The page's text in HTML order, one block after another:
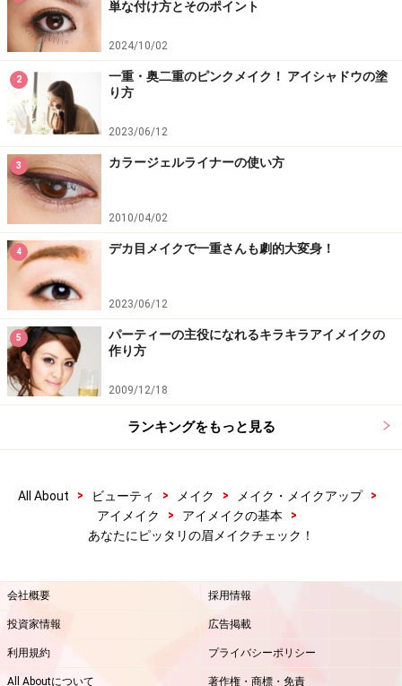
単な付け方とそのポイント
2024/10/02
2
一重・奥二重のピンクメイク！ アイシャドウの塗
り方
2023/06/12
3 カラージェルライナーの使い方
2010/04/02
4 デカ目メイクで一重さんも劇的大変身！
2023/06/12
5
パーティーの主役になれるキラキラアイメイクの
作り方
2009/12/18
ランキングをもっと見る
All About > ビューティ > メイク > メイク・メイクアップ
>
アイメイク
> アイメイクの基本
>
あなたにピッタリの眉メイクチェック！
会社概要 採用情報
投資家情報 広告掲載
利用規約 プライバシーポリシー
All Aboutについて 著作権・商標・免責